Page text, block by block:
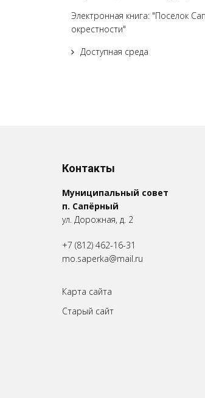
Электронная книга: "Поселок
окрестности"
Доступная среда
Контакты
Муниципальный совет
п. Сапёрный
ул. Дорожная, д. 2
+7 (812) 462-16-31
mo.saperka@mail.ru
Карта сайта
Старый сайт